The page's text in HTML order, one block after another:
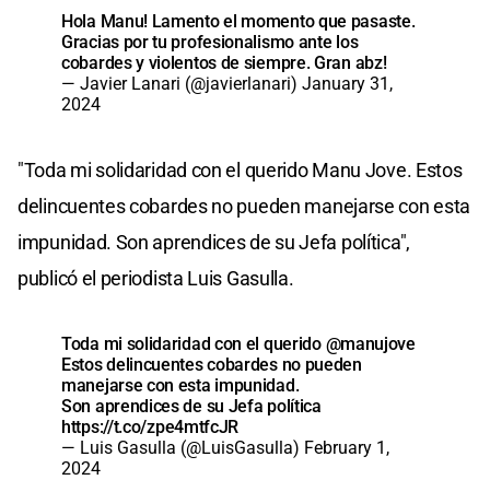
Hola Manu! Lamento el momento que pasaste.
Gracias por tu profesionalismo ante los
cobardes y violentos de siempre. Gran abz!
— Javier Lanari (@javierlanari) January 31,
2024
"Toda mi solidaridad con el querido Manu Jove. Estos
delincuentes cobardes no pueden manejarse con esta
impunidad. Son aprendices de su Jefa política",
publicó el periodista Luis Gasulla.
Toda mi solidaridad con el querido @manujove
Estos delincuentes cobardes no pueden
manejarse con esta impunidad.
Son aprendices de su Jefa política
https://t.co/zpe4mtfcJR
— Luis Gasulla (@LuisGasulla) February 1,
2024